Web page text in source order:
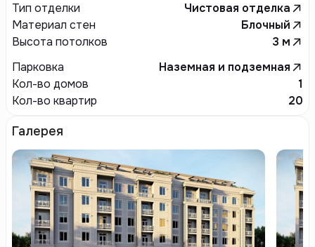
Тип отделки
Чистовая отделка
Материал стен
Блочный
Высота потолков
3 м
Парковка
Наземная и подземная
Кол-во домов
1
Кол-во квартир
20
Галерея